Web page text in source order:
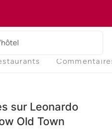
sur Leonardo
Old Town